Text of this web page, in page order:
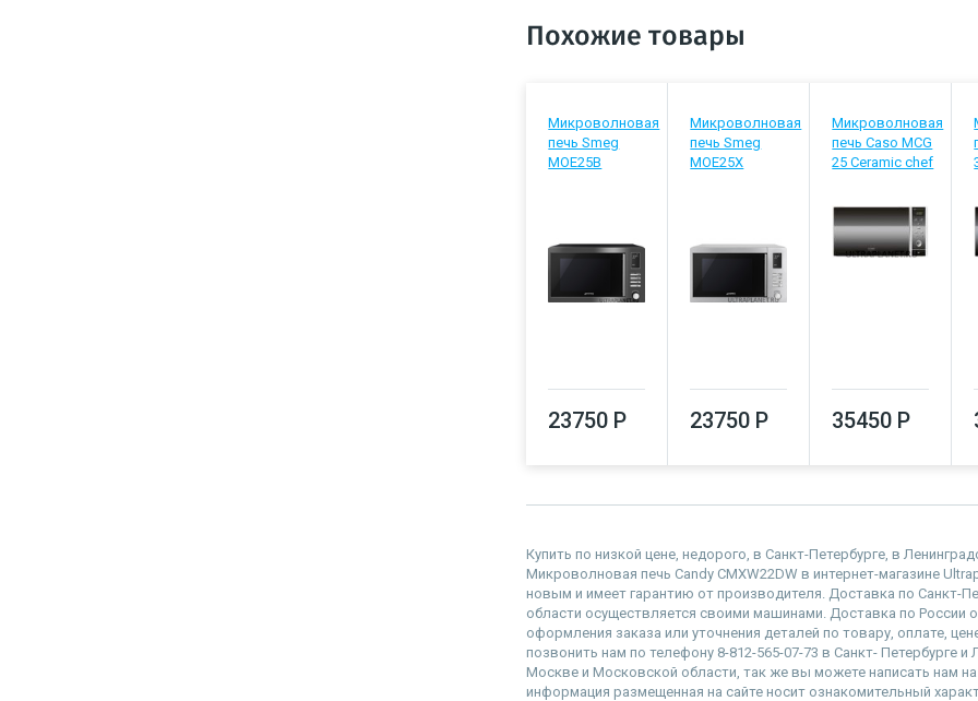
Похожие товары
Микроволновая
печь Smeg
MOE25B
23750 Р
Микроволновая
печь Smeg
MOE25X
23750 Р
Микроволновая
печь Caso MCG
25 Ceramic chef
35450 Р
Купить по низкой цене, недорого, в Санкт-Петербурге, в
Микроволновая печь Candy CMXW22DW в интернет-магазине
новым и имеет гарантию от производителя. Доставка по Санкт-
области осуществляется своими машинами. Доставка по России
оформления заказа или уточнения деталей по товару, оплате,
позвонить нам по телефону 8-812-565-07-73 в Санкт- Петербурге
Москве и Московской области, так же вы можете написать нам
информация размещенная на сайте носит ознакомительный